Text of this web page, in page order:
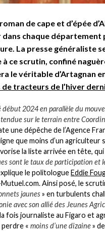
de cape et d’épée
chaque département
La presse généraliste
ce scrutin, confiné
le véritable d’Artagnan
tracteurs de l’hiver
début 2024 en parallèle du
sur le terrain entre
une dépêche de l’Agence
que moins d’un agriculteur
la liste arrivée en tête,
sont le taux de participation et
le politologueEddie
Ainsi posé, le
jaunes» en turbulents
avec son allié des Jeunes
fois journaliste au Figaro et
perdre « moins d’une dizaine»